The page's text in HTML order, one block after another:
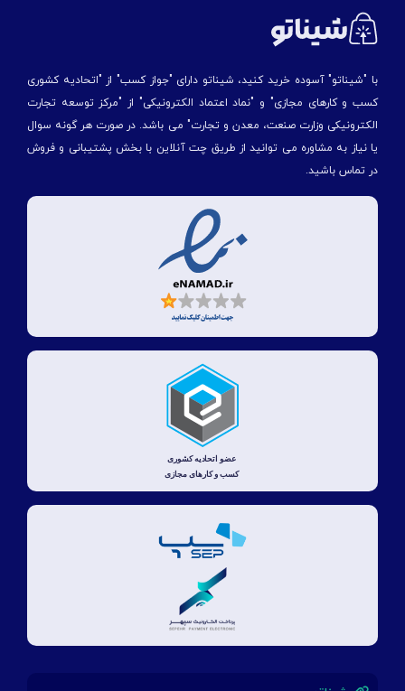
با "شیناتو" آسوده خرید کنید، شیناتو دارای "جواز کسب" از "اتحادیه کشوری
کسب و کارهای مجازی" و "نماد اعتماد الکترونیکی" از "مركز توسعه تجارت
الكترونیكی وزارت صنعت، معدن و تجارت" می باشد. در صورت هر گونه سوال
یا نیاز به مشاوره می توانید از طریق چت آنلاین با بخش پشتیبانی و فروش
در تماس باشید.